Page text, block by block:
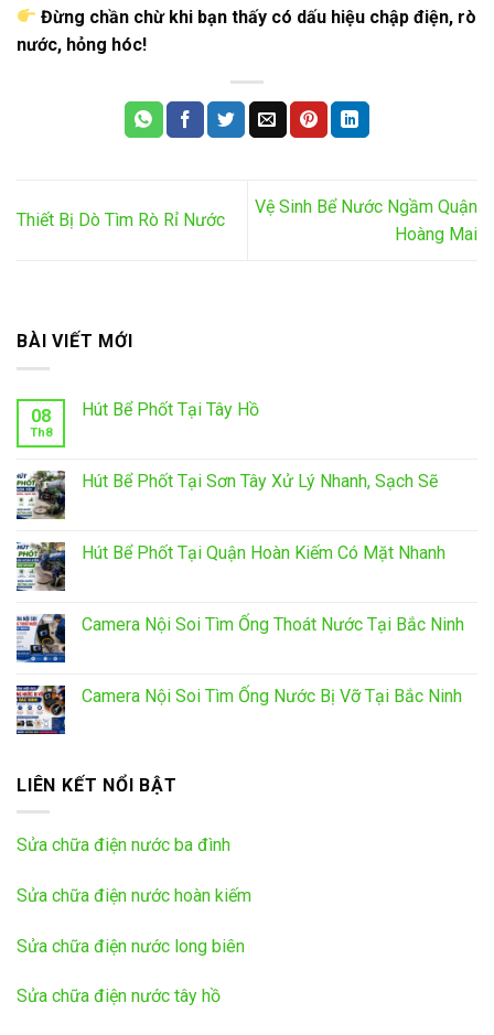
Đừng chần chừ khi bạn thấy có dấu hiệu chập điện, rò
nước, hỏng hóc!
Thiết Bị Dò Tìm Rò Rỉ Nước
Vệ Sinh Bể Nước Ngầm Quận
Hoàng Mai
BÀI VIẾT MỚI
08
Th8
Hút Bể Phốt Tại Tây Hồ
Hút Bể Phốt Tại Sơn Tây Xử Lý Nhanh, Sạch Sẽ
Hút Bể Phốt Tại Quận Hoàn Kiếm Có Mặt Nhanh
Camera Nội Soi Tìm Ống Thoát Nước Tại Bắc Ninh
Camera Nội Soi Tìm Ống Nước Bị Vỡ Tại Bắc Ninh
LIÊN KẾT NỔI BẬT
Sửa chữa điện nước ba đình
Sửa chữa điện nước hoàn kiếm
Sửa chữa điện nước long biên
Sửa chữa điện nước tây hồ